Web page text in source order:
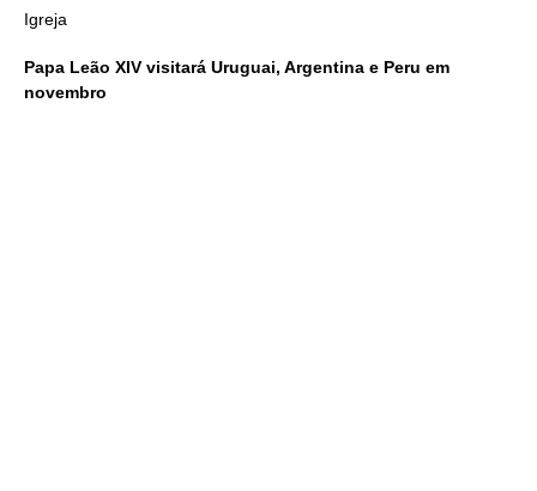
Igreja
Papa Leão XIV visitará Uruguai, Argentina e Peru em
novembro